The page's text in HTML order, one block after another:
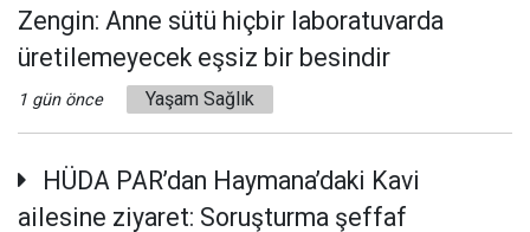
Zengin: Anne sütü hiçbir laboratuvarda
üretilemeyecek eşsiz bir besindir
1 gün önce Yaşam Sağlık
HÜDA PAR’dan Haymana’daki Kavi
ailesine ziyaret: Soruşturma şeffaf